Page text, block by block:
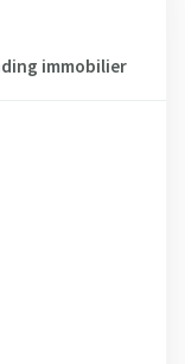
immobilier